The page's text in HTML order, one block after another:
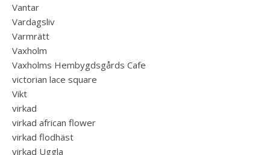
Vantar
Vardagsliv
Varmrätt
Vaxholm
Vaxholms Hembygdsgårds Cafe
victorian lace square
Vikt
virkad
virkad african flower
virkad flodhäst
virkad Uggla